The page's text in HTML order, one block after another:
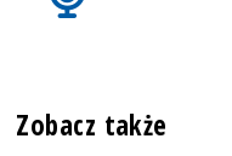
Zobacz także